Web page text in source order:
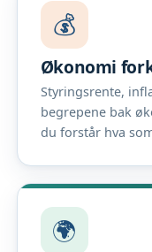
💰
Økonomi
Styringsrente,
begrepene bak
du forstår hva
🌍